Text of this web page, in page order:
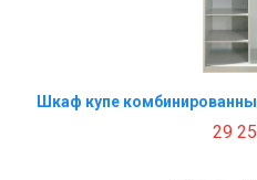
Шкаф купе
29